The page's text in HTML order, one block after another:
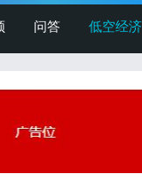
问答 低空经济